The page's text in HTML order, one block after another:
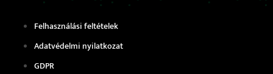
Felhasználási feltételek
Adatvédelmi nyilatkozat
GDPR